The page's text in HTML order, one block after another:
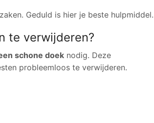
Geduld is hier je beste hulpmiddel.
te verwijderen?
schone doek nodig. Deze
probleemloos te verwijderen.